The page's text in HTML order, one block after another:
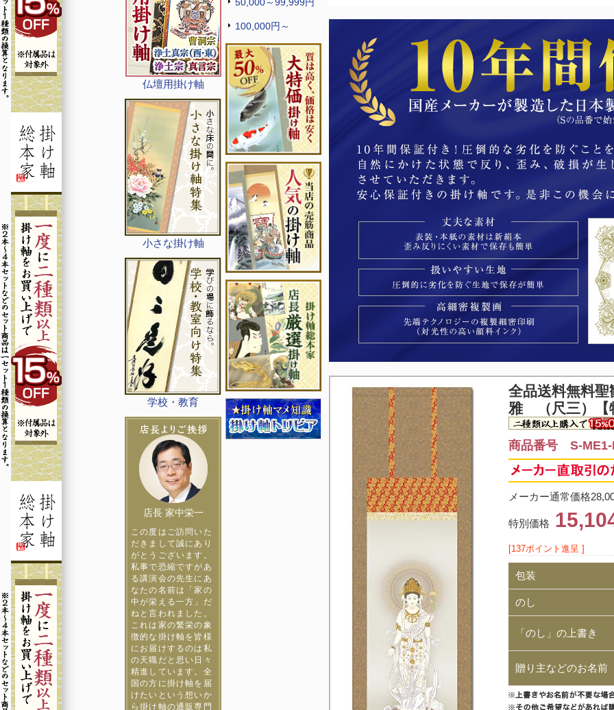
仏壇用掛け軸
小さな掛け軸
学校・教育
店長 家中栄一
この度はご訪問いた
だきまして誠にあり
がとうございます。
私事で恐縮ですがあ
る講演会の先生にあ
なたの名前は「家の
中が栄える一方」だ
ねと言われました。
これは家の繁栄の象
徴的な掛け軸を皆様
にお届けするのは私
の天職だと思い日々
精進しています。全
国の方に掛け軸を届
けたいという想いか
ら掛け軸の通販専門
100,000円～
全品送料無料聖
雅 （尺三）【
商品番号 S-ME1-
メーカー通常価格
特別価格
[137ポイント進呈 ]
包装
のし
「のし」の上書き
贈り主などのお名前